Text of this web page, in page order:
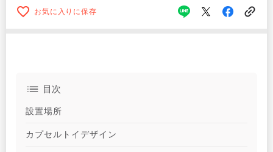
お気に入りに保存
目次
設置場所
カプセルトイデザイン